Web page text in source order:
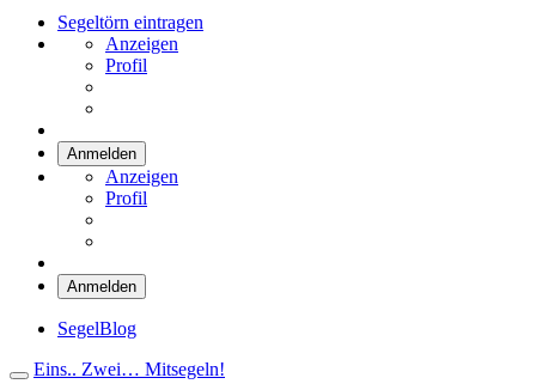
Segeltörn eintragen
Anzeigen
Profil
Anmelden
Anzeigen
Profil
Anmelden
SegelBlog
Eins.. Zwei… Mitsegeln!